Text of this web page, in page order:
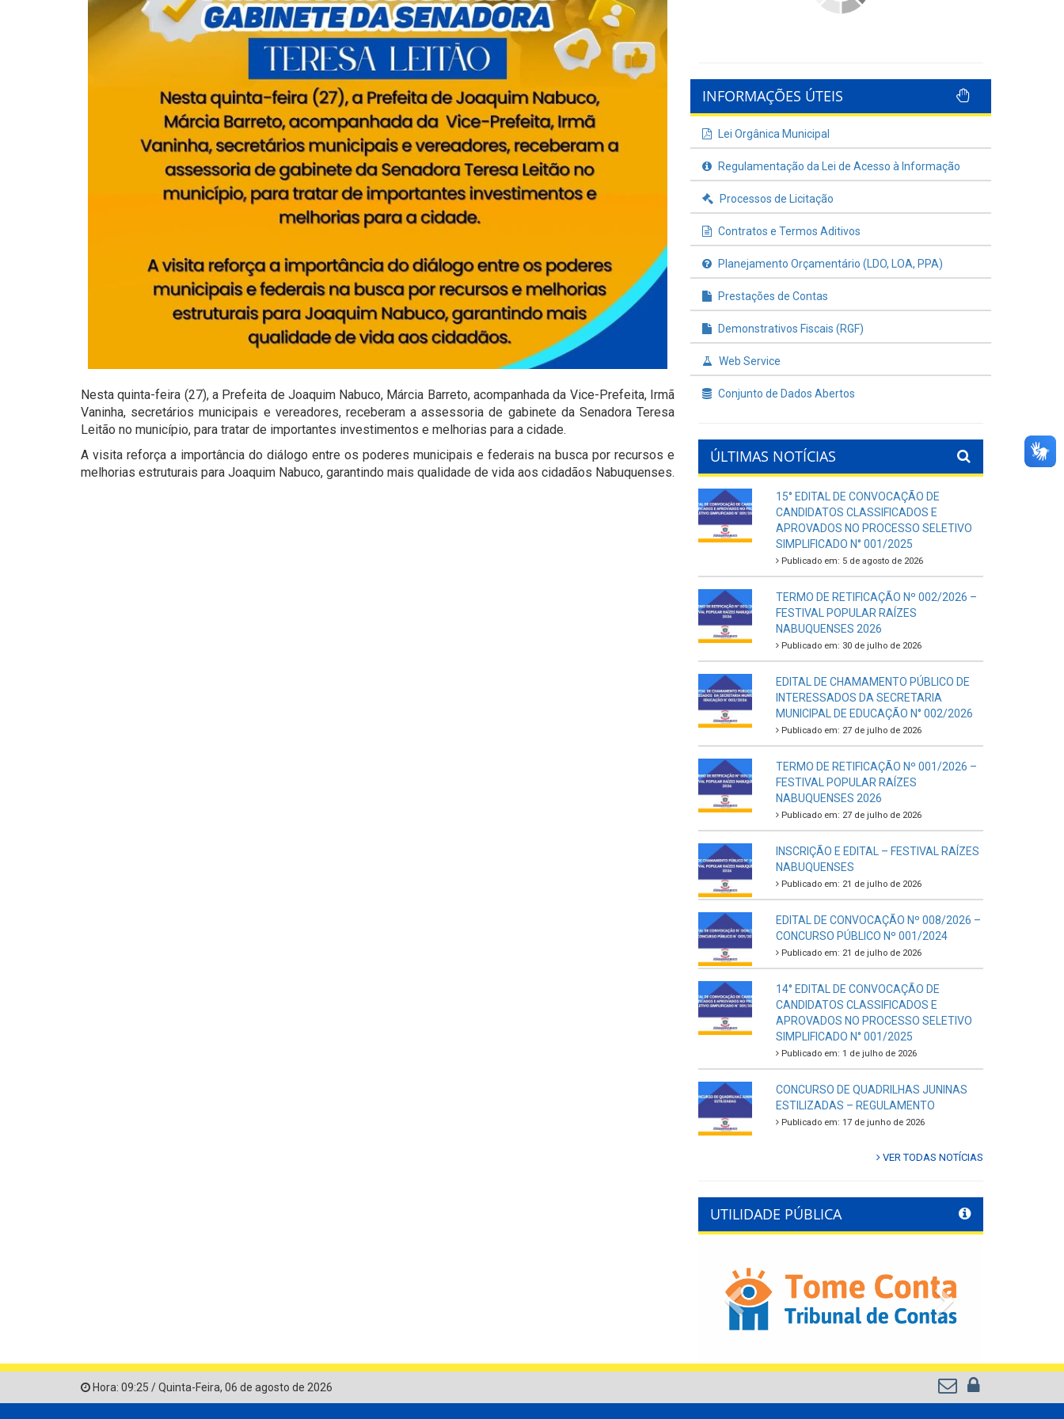
Nesta quinta-feira (27), a Prefeita de Joaquim Nabuco, Márcia Barreto, acompanhada da Vice-Prefeita, Irmã
Vaninha, secretários municipais e vereadores, receberam a assessoria de gabinete da Senadora Teresa
Leitão no município, para tratar de importantes investimentos e melhorias para a cidade.
A visita reforça a importância do diálogo entre os poderes municipais e federais na busca por recursos e
melhorias estruturais para Joaquim Nabuco, garantindo mais qualidade de vida aos cidadãos Nabuquenses.
INFORMAÇÕES ÚTEIS
Lei Orgânica Municipal
Regulamentação da Lei de Acesso à Informação
Processos de Licitação
Contratos e Termos Aditivos
Planejamento Orçamentário (LDO, LOA, PPA)
Prestações de Contas
Demonstrativos Fiscais (RGF)
Web Service
Conjunto de Dados Abertos
ÚLTIMAS NOTÍCIAS
15° EDITAL DE CONVOCAÇÃO DE
CANDIDATOS CLASSIFICADOS E
APROVADOS NO PROCESSO SELETIVO
SIMPLIFICADO N° 001/2025
Publicado em: 5 de agosto de 2026
TERMO DE RETIFICAÇÃO Nº 002/2026 –
FESTIVAL POPULAR RAÍZES
NABUQUENSES 2026
Publicado em: 30 de julho de 2026
EDITAL DE CHAMAMENTO PÚBLICO DE
INTERESSADOS DA SECRETARIA
MUNICIPAL DE EDUCAÇÃO N° 002/2026
Publicado em: 27 de julho de 2026
TERMO DE RETIFICAÇÃO Nº 001/2026 –
FESTIVAL POPULAR RAÍZES
NABUQUENSES 2026
Publicado em: 27 de julho de 2026
INSCRIÇÃO E EDITAL – FESTIVAL RAÍZES
NABUQUENSES
Publicado em: 21 de julho de 2026
EDITAL DE CONVOCAÇÃO Nº 008/2026 –
CONCURSO PÚBLICO Nº 001/2024
Publicado em: 21 de julho de 2026
14° EDITAL DE CONVOCAÇÃO DE
CANDIDATOS CLASSIFICADOS E
APROVADOS NO PROCESSO SELETIVO
SIMPLIFICADO N° 001/2025
Publicado em: 1 de julho de 2026
CONCURSO DE QUADRILHAS JUNINAS
ESTILIZADAS – REGULAMENTO
Publicado em: 17 de junho de 2026
VER TODAS NOTÍCIAS
UTILIDADE PÚBLICA
Previous Next
Hora: 09:25 /Quinta-Feira, 06 de agosto de 2026